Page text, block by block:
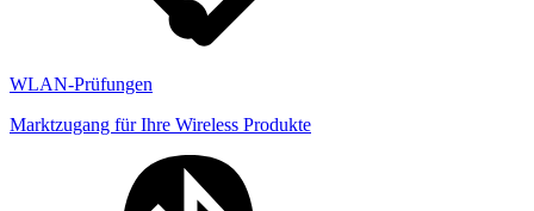
WLAN-Prüfungen
Marktzugang für Ihre Wireless Produkte